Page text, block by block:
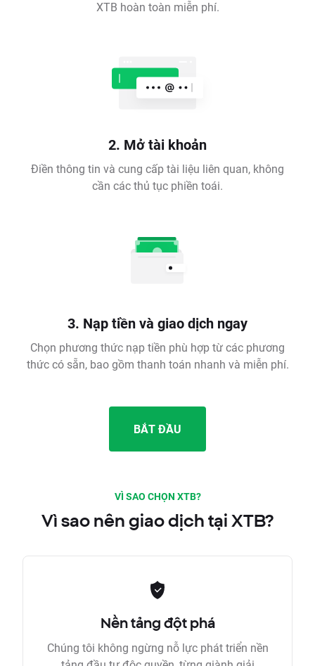
XTB hoàn toàn miễn phí.
2. Mở tài khoản
Điền thông tin và cung cấp tài liệu liên quan, không
cần các thủ tục phiền toái.
3. Nạp tiền và giao dịch ngay
Chọn phương thức nạp tiền phù hợp từ các phương
thức có sẵn, bao gồm thanh toán nhanh và miễn phí.
BẮT ĐẦU
VÌ SAO CHỌN XTB?
Vì sao nên giao dịch tại XTB?
Nền tảng đột phá
Chúng tôi không ngừng nỗ lực phát triển nền